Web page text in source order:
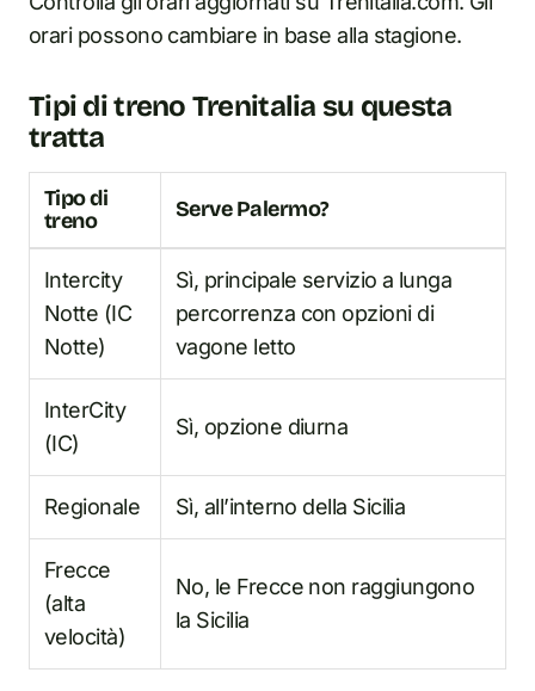
orari possono cambiare in base alla stagione.
Tipi di treno Trenitalia su questa
tratta
Tipo di
treno
Serve Palermo?
Intercity
Notte (IC
Notte)
Sì, principale servizio a lunga
percorrenza con opzioni di
vagone letto
InterCity
(IC)
Sì, opzione diurna
Regionale Sì, all’interno della Sicilia
Frecce
(alta
velocità)
No, le Frecce non raggiungono
la Sicilia